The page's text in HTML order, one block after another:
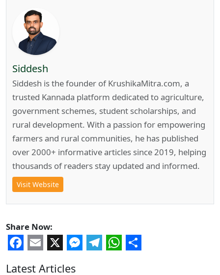
Siddesh
Siddesh is the founder of KrushikaMitra.com, a
trusted Kannada platform dedicated to agriculture,
government schemes, student scholarships, and
rural development. With a passion for empowering
farmers and rural communities, he has published
over 2000+ informative articles since 2019, helping
thousands of readers stay updated and informed.
Visit Website
Share Now:
Latest Articles